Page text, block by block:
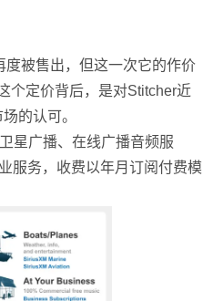
被售出，但这一次它的作价
个定价背后，是对Stitcher近
的认可。
星广播、在线广播音频服
服务，收费以年月订阅付费模